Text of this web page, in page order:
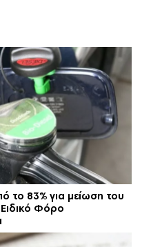
το 83% για μείωση του
Φόρο